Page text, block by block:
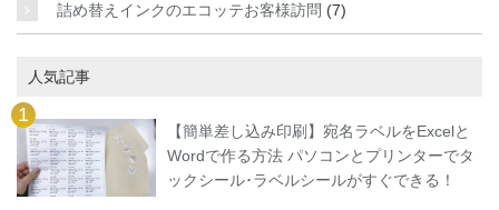
詰め替えインクのエコッテお客様訪問 (7)
人気記事
【簡単差し込み印刷】宛名ラベルをExcelと
Wordで作る方法 パソコンとプリンターでタ
ックシール･ラベルシールがすぐできる！